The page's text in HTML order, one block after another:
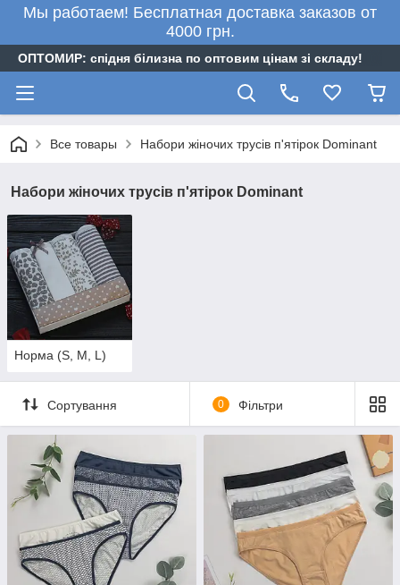
Мы работаем! Бесплатная доставка заказов от
4000 грн.
ОПТОМИР: спідня білизна по оптовим цінам зі складу!
Все товары Набори жіночих трусів п'ятірок Dominant
Набори жіночих трусів п'ятірок Dominant
Норма (S, M, L)
Сортування 0 Фільтри